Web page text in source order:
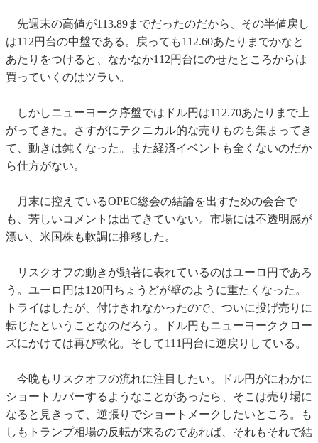
先週末の高値が113.89までだったのだから、その半値戻し
は112円台の中盤である。戻っても112.60あたりまでかなと
あたりをつけると、なかなか112円台にのせたところからは
買っていくのはツラい。
しかしニューヨーク序盤ではドル円は112.70あたりまで上
がってきた。さすがにテクニカル的な売りものも集まってき
て、動きは鈍くなった。また経済イベントも全くないのだか
ら仕方がない。
月末に控えているOPEC総会の結論を出すための会合で
も、芳しいコメントは出てきていない。市場には不透明感が
漂い、米国株も軟調に推移した。
リスクオフの動きが顕著に表れているのはユーロ円であろ
う。ユーロ円は120円ちょうどが壁のように重たくなった。
トライはしたが、付けきれなかったので、ついに投げ売りに
転じたということなのだろう。ドル円もニューヨーククロー
ズにかけては再び軟化。そして111円台に逆戻りしている。
今晩もリスクオフの流れに注目したい。ドル円がにわかに
ショートカバーするようなことがあったら、そこは売り場に
なると見きって、逆張りでショートメークしたいところ。も
しもトランプ相場の反転が来るのであれば、それもそれで結